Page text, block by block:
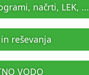
načrti, LEK, ...
reševanja
VODO